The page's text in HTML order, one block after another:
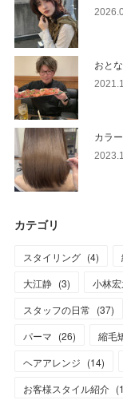
おと
カラ
カテゴリ
スタイリング (4)
大江静 (3) 小林宏
スタッフの日常 (37)
パーマ (26) 縮毛
ヘアアレンジ (14)
お客様スタイル紹介 (